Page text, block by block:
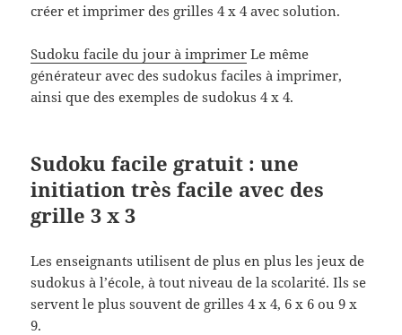
créer et imprimer des grilles 4 x 4 avec solution.
Sudoku facile du jour à imprimer Le même
générateur avec des sudokus faciles à imprimer,
ainsi que des exemples de sudokus 4 x 4.
Sudoku facile gratuit : une
initiation très facile avec des
grille 3 x 3
Les enseignants utilisent de plus en plus les jeux de
sudokus à l’école, à tout niveau de la scolarité. Ils se
servent le plus souvent de grilles 4 x 4, 6 x 6 ou 9 x
9.